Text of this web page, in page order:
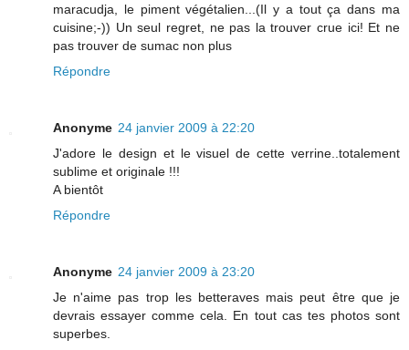
maracudja, le piment végétalien...(Il y a tout ça dans ma
cuisine;-)) Un seul regret, ne pas la trouver crue ici! Et ne
pas trouver de sumac non plus
Répondre
Anonyme 24 janvier 2009 à 22:20
J'adore le design et le visuel de cette verrine..totalement
sublime et originale !!!
A bientôt
Répondre
Anonyme 24 janvier 2009 à 23:20
Je n'aime pas trop les betteraves mais peut être que je
devrais essayer comme cela. En tout cas tes photos sont
superbes.